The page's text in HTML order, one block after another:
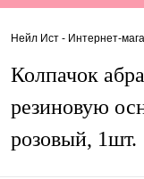
Нейл Ист - Интернет-
Колпачок
резиновую
розовый, 1шт.